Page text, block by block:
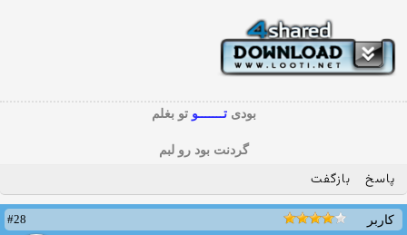
بودیتـــــــوتو بغلم
گردنت بود رو لبم
پاسخ بازگفت
کاربر
#28